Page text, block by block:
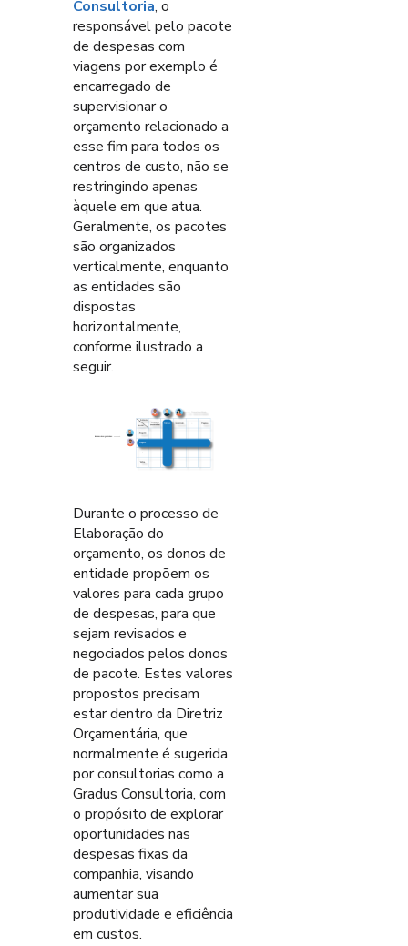
Consultoria, o
responsável pelo pacote
de despesas com
viagens por exemplo é
encarregado de
supervisionar o
orçamento relacionado a
esse fim para todos os
centros de custo, não se
restringindo apenas
àquele em que atua.
Geralmente, os pacotes
são organizados
verticalmente, enquanto
as entidades são
dispostas
horizontalmente,
conforme ilustrado a
seguir.
Durante o processo de
Elaboração do
orçamento, os donos de
entidade propõem os
valores para cada grupo
de despesas, para que
sejam revisados e
negociados pelos donos
de pacote. Estes valores
propostos precisam
estar dentro da Diretriz
Orçamentária, que
normalmente é sugerida
por consultorias como a
Gradus Consultoria, com
o propósito de explorar
oportunidades nas
despesas fixas da
companhia, visando
aumentar sua
produtividade e eficiência
em custos.